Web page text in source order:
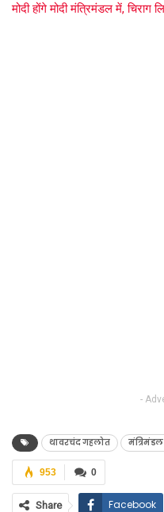
मोदी होंगे मोदी मंत्रिमंडल में,
-
थावरचंद गहलोत
0
953
Share Facebook